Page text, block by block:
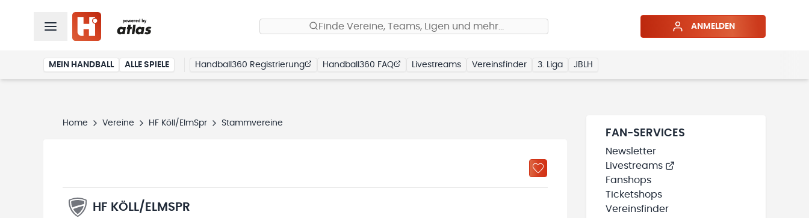
Finde Vereine, Teams, Ligen und mehr… ANMELDEN
MEIN HANDBALL ALLE SPIELE Handball360 Registrierung Handball360 FAQ Livestreams Vereinsfinder 3. Liga JBLH
Home Vereine HF Köll/ElmSpr Stammvereine
HF KÖLL/ELMSPR
FAN-SERVICES
Newsletter
Livestreams
Fanshops
Ticketshops
Vereinsfinder